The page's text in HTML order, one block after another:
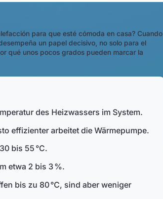
para que esté cómoda en casa? Cuando
un papel decisivo, no solo para el
qué unos pocos grados pueden marcar la
des Heizwassers im System.
effizienter arbeitet die Wärmepumpe.
bis 55 °C.
etwa 2 bis 3 %.
bis zu 80 °C, sind aber weniger